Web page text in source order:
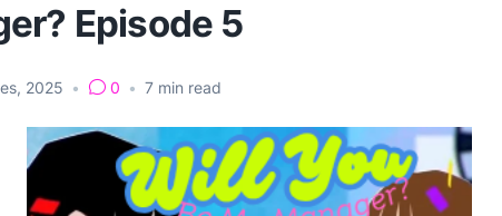
Episode 5
2025 • 0 • 7 min read